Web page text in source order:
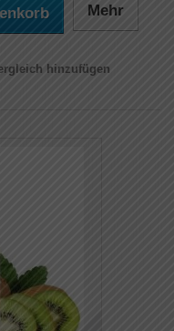
Mehr
hinzufügen